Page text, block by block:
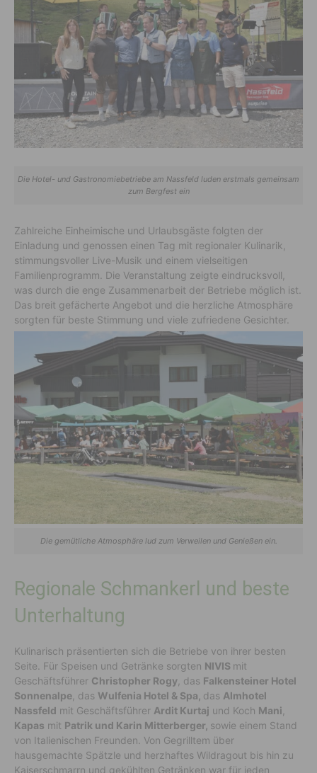
Die Hotel- und Gastronomiebetriebe am Nassfeld luden erstmals gemeinsam
zum Bergfest ein
Zahlreiche Einheimische und Urlaubsgäste folgten der
Einladung und genossen einen Tag mit regionaler Kulinarik,
stimmungsvoller Live-Musik und einem vielseitigen
Familienprogramm. Die Veranstaltung zeigte eindrucksvoll,
was durch die enge Zusammenarbeit der Betriebe möglich ist.
Das breit gefächerte Angebot und die herzliche Atmosphäre
sorgten für beste Stimmung und viele zufriedene Gesichter.
Die gemütliche Atmosphäre lud zum Verweilen und Genießen ein.
Regionale Schmankerl und beste
Unterhaltung
Kulinarisch präsentierten sich die Betriebe von ihrer besten
Seite. Für Speisen und Getränke sorgten NIVIS mit
Geschäftsführer Christopher Rogy , das Falkensteiner Hotel
Sonnenalpe , das Wulfenia Hotel & Spa, das Almhotel
Nassfeld mit Geschäftsführer Ardit Kurtaj und Koch Mani
Kapas mit Patrik und Karin Mitterberger, sowie einem Stand
von Italienischen Freunden. Von Gegrilltem über
hausgemachte Spätzle und herzhaftes Wildragout bis hin zu
Kaiserschmarrn und gekühlten Getränken war für jeden